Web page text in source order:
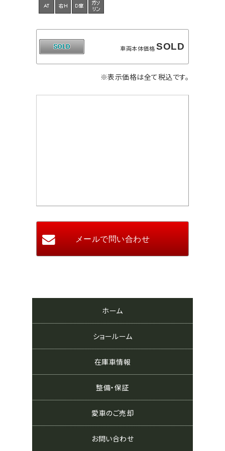
車両本体価格SOLD
※表示価格は全て税込です。
ホーム
ショールーム
在庫車情報
整備・保証
愛車のご売却
お問い合わせ